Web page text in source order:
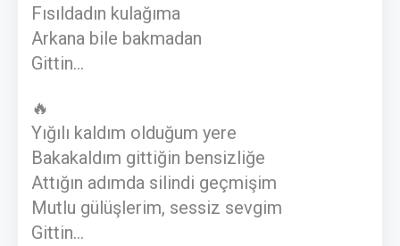
Fısıldadın kulağıma
Arkana bile bakmadan
Gittin...
🔥
Yığılı kaldım olduğum yere
Bakakaldım gittiğin bensizliğe
Attığın adımda silindi geçmişim
Mutlu gülüşlerim, sessiz sevgim
Gittin...